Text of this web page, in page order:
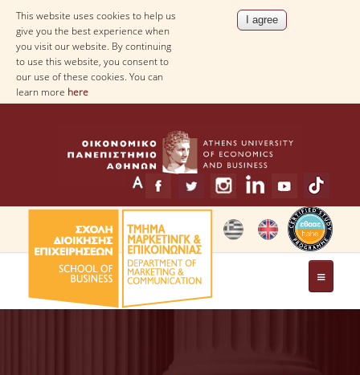
This website uses cookies to help us
give you the best experience when
you visit our website. By continuing
to use this website, you consent to
our use of these cookies. You can
learn more here
THE DEPARTMENT
DEPARTMENT